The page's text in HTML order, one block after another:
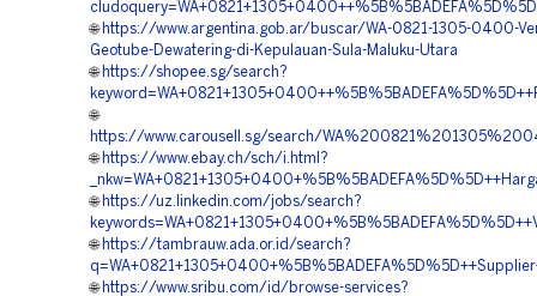
🌐 https://www.argentina.gob.ar/buscar/WA-0821-1305-0400-
Geotube-Dewatering-di-Kepulauan-Sula-Maluku-Utara
🌐 https://shopee.sg/search?
🌐
https://www.carousell.sg/search/
🌐 https://www.ebay.ch/sch/i.html?
🌐 https://uz.linkedin.com/jobs/search?
🌐 https://tambrauw.ada.or.id/search?
🌐 https://www.sribu.com/id/browse-services?